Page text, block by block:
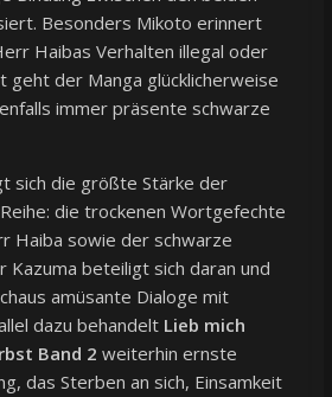
Besonders Mikoto erinnert
Haibas Verhalten illegal oder
geht der Manga glücklicherweise
immer präsente schwarze
sich die größte Stärke der
die trockenen Wortgefechte
Haiba sowie der schwarze
Kazuma beteiligt sich daran und
amüsante Dialoge mit
dazu behandelt Lieb mich
Band 2 weiterhin ernste
das Sterben an sich, Einsamkeit